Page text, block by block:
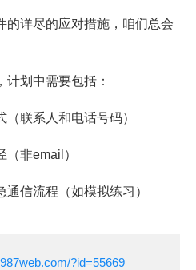
的详尽的应对措施，咱们总会
计划中需要包括：
联系人和电话号码）
非email）
信流程（如模拟练习）
?id=55669